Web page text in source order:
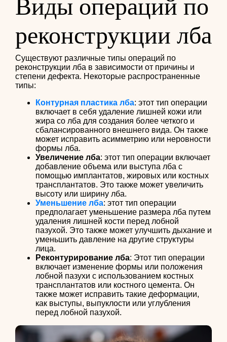
Виды операций по
реконструкции лба
Существуют различные типы операций по
реконструкции лба в зависимости от причины и
степени дефекта. Некоторые распространенные
типы:
Контурная пластика лба: этот тип операции
включает в себя удаление лишней кожи или
жира со лба для создания более четкого и
сбалансированного внешнего вида. Он также
может исправить асимметрию или неровности
формы лба.
Увеличение лба: этот тип операции включает
добавление объема или выступа лба с
помощью имплантатов, жировых или костных
трансплантатов. Это также может увеличить
высоту или ширину лба.
Уменьшение лба: этот тип операции
предполагает уменьшение размера лба путем
удаления лишней кости перед лобной
пазухой. Это также может улучшить дыхание и
уменьшить давление на другие структуры
лица.
Реконтурирование лба: Этот тип операции
включает изменение формы или положения
лобной пазухи с использованием костных
трансплантатов или костного цемента. Он
также может исправить такие деформации,
как выступы, выпуклости или углубления
перед лобной пазухой.